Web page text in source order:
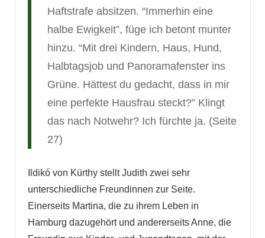
Haftstrafe absitzen. “Immerhin eine
halbe Ewigkeit”, füge ich betont munter
hinzu. “Mit drei Kindern, Haus, Hund,
Halbtagsjob und Panoramafenster ins
Grüne. Hättest du gedacht, dass in mir
eine perfekte Hausfrau steckt?” Klingt
das nach Notwehr? Ich fürchte ja. (Seite
27)
Ildikó von Kürthy stellt Judith zwei sehr
unterschiedliche Freundinnen zur Seite.
Einerseits Martina, die zu ihrem Leben in
Hamburg dazugehört und andererseits Anne, die